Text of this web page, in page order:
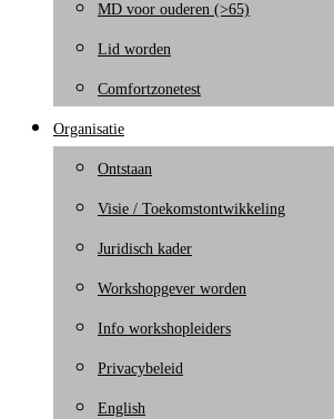
MD voor ouderen (>65)
Lid worden
Comfortzonetest
Organisatie
Ontstaan
Visie / Toekomstontwikkeling
Juridisch kader
Workshopgever worden
Info workshopleiders
Privacybeleid
English